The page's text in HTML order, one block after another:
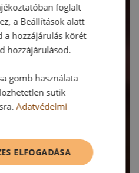
foglalt
a Beállítások alatt
a hozzájárulás körét
hozzájárulásod.
gomb használata
sütik
Adatvédelmi
ELFOGADÁSA